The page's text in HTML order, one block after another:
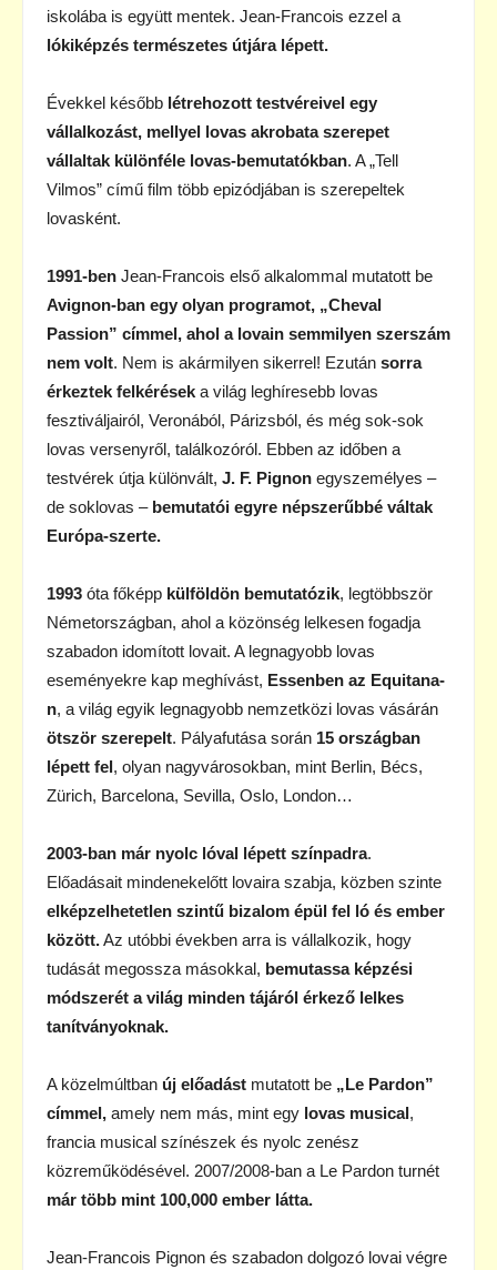
iskolába is együtt mentek. Jean-Francois ezzel a
lókiképzés természetes útjára lépett.
Évekkel később létrehozott testvéreivel egy
vállalkozást, mellyel lovas akrobata szerepet
vállaltak különféle lovas-bemutatókban. A „Tell
Vilmos” című film több epizódjában is szerepeltek
lovasként.
1991-ben Jean-Francois első alkalommal mutatott be
Avignon-ban egy olyan programot, „Cheval
Passion” címmel, ahol a lovain semmilyen szerszám
nem volt. Nem is akármilyen sikerrel! Ezután sorra
érkeztek felkérések a világ leghíresebb lovas
fesztiváljairól, Veronából, Párizsból, és még sok-sok
lovas versenyről, találkozóról. Ebben az időben a
testvérek útja különvált, J. F. Pignon egyszemélyes –
de soklovas – bemutatói egyre népszerűbbé váltak
Európa-szerte.
1993 óta főképp külföldön bemutatózik, legtöbbször
Németországban, ahol a közönség lelkesen fogadja
szabadon idomított lovait. A legnagyobb lovas
eseményekre kap meghívást, Essenben az Equitana-
n, a világ egyik legnagyobb nemzetközi lovas vásárán
ötször szerepelt. Pályafutása során 15 országban
lépett fel, olyan nagyvárosokban, mint Berlin, Bécs,
Zürich, Barcelona, Sevilla, Oslo, London…
2003-ban már nyolc lóval lépett színpadra.
Előadásait mindenekelőtt lovaira szabja, közben szinte
elképzelhetetlen szintű bizalom épül fel ló és ember
között.Az utóbbi években arra is vállalkozik, hogy
tudását megossza másokkal, bemutassa képzési
módszerét a világ minden tájáról érkező lelkes
tanítványoknak.
A közelmúltban új előadást mutatott be „Le Pardon”
címmel, amely nem más, mint egy lovas musical,
francia musical színészek és nyolc zenész
közreműködésével. 2007/2008-ban a Le Pardon turnét
már több mint 100,000 ember látta.
Jean-Francois Pignon és szabadon dolgozó lovai végre